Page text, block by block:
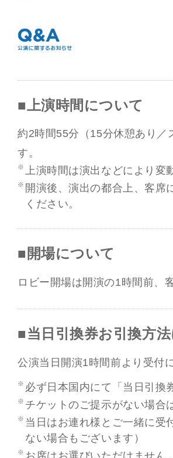
■上演時間について
約2時間55分（15分休憩あり／
す。
上演時間は演出などにより
開演後、演出の都合上、客席
ください。
■開場について
ロビー開場は開演の1時間前、
■当日引換券お引換方
公演当日開演1時間前より受付
必ず日本国内にて「当日引換
チケットのご提示がない場合
当日はお連れ様とご一緒に受
ない場合もございます）
お席はお選びいただけません